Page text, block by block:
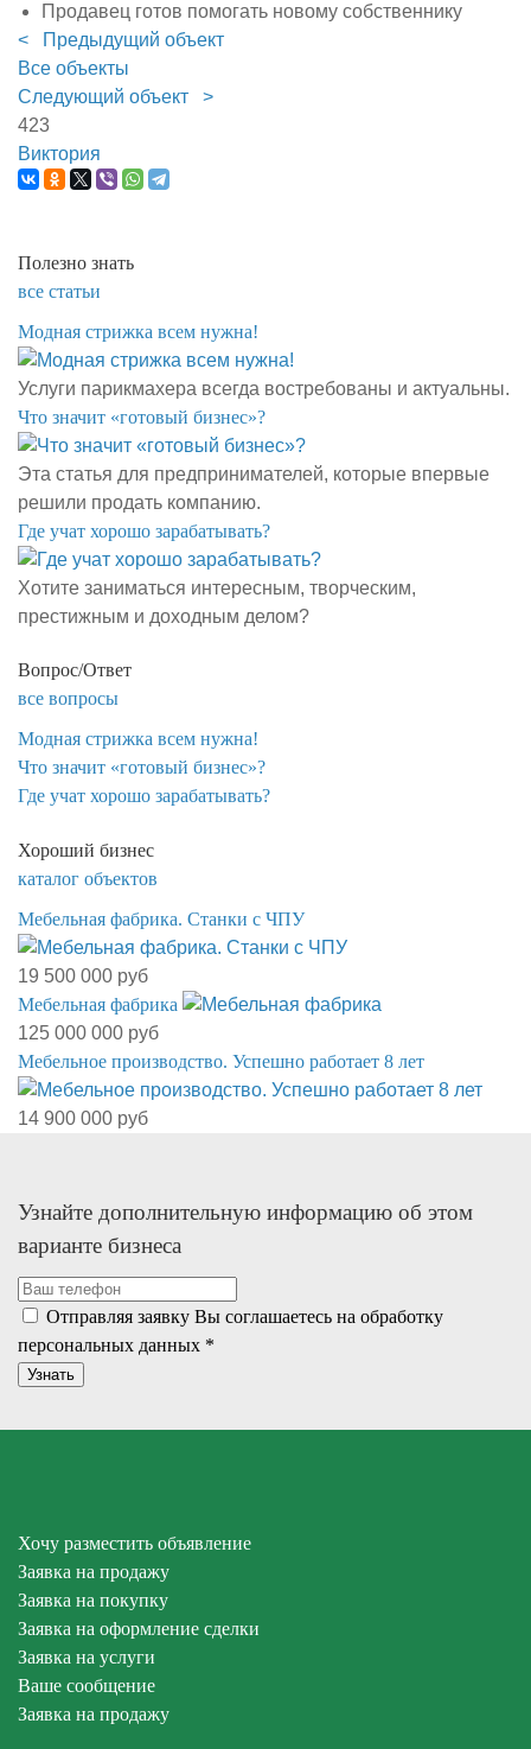
Продавец готов помогать новому собственнику
< Предыдущий объект
Все объекты
Следующий объект >
423
Виктория
Полезно знать
все статьи
Модная стрижка всем нужна!
Услуги парикмахера всегда востребованы и актуальны.
​Что значит «готовый бизнес»?
Эта статья для предпринимателей, которые впервые
решили продать компанию.
​Где учат хорошо зарабатывать?
Хотите заниматься интересным, творческим,
престижным и доходным делом?
Вопрос/Ответ
все вопросы
Модная стрижка всем нужна!
​Что значит «готовый бизнес»?
​Где учат хорошо зарабатывать?
Хороший бизнес
каталог объектов
Мебельная фабрика. Станки с ЧПУ
19 500 000 руб
Мебельная фабрика
125 000 000 руб
Мебельное производство. Успешно работает 8 лет
14 900 000 руб
Узнайте дополнительную информацию об этом
варианте бизнеса
Отправляя заявку Вы соглашаетесь на обработку
персональных данных *
Хочу разместить объявление
Заявка на продажу
Заявка на покупку
Заявка на оформление сделки
Заявка на услуги
Ваше сообщение
Заявка на продажу